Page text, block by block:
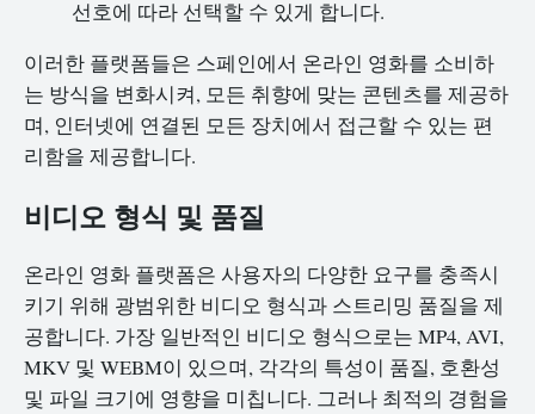
선호에 따라 선택할 수 있게 합니다.
이러한 플랫폼들은 스페인에서 온라인 영화를 소비하
는 방식을 변화시켜, 모든 취향에 맞는 콘텐츠를 제공하
며, 인터넷에 연결된 모든 장치에서 접근할 수 있는 편
리함을 제공합니다.
비디오 형식 및 품질
온라인 영화 플랫폼은 사용자의 다양한 요구를 충족시
키기 위해 광범위한 비디오 형식과 스트리밍 품질을 제
공합니다. 가장 일반적인 비디오 형식으로는 MP4, AVI,
MKV 및 WEBM이 있으며, 각각의 특성이 품질, 호환성
및 파일 크기에 영향을 미칩니다. 그러나 최적의 경험을